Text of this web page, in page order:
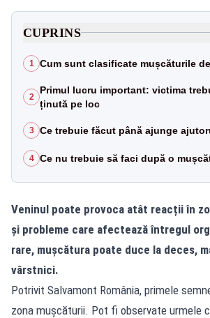
CUPRINS
1 Cum sunt clasificate mușcăturile
2
Primul lucru important: victima
ținută pe loc
3 Ce trebuie făcut până ajunge
4 Ce nu trebuie să faci după o
Veninul poate provoca atât reacții în
și probleme care afectează întregul
rare, mușcătura poate duce la deces,
vârstnici.
Potrivit Salvamont România, primele
zona mușcăturii. Pot fi observate urmele